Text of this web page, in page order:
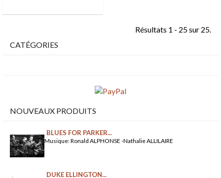
Résultats 1 - 25 sur 25.
CATÉGORIES
NOUVEAUX PRODUITS
BLUES FOR PARKER...
Musique: Ronald ALPHONSE -Nathalie ALLILAIRE
DUKE ELLINGTON...